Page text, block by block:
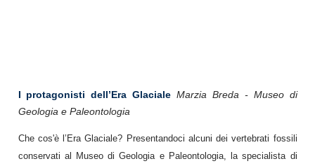
I protagonisti dell’Era Glaciale Marzia Breda - Museo di
Geologia e Paleontologia
Che cos'è l’Era Glaciale? Presentandoci alcuni dei vertebrati fossili
conservati al Museo di Geologia e Paleontologia, la specialista di